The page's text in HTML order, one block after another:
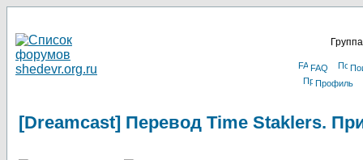
FAQ
Профиль
[Dreamcast] Перевод Time Staklers.